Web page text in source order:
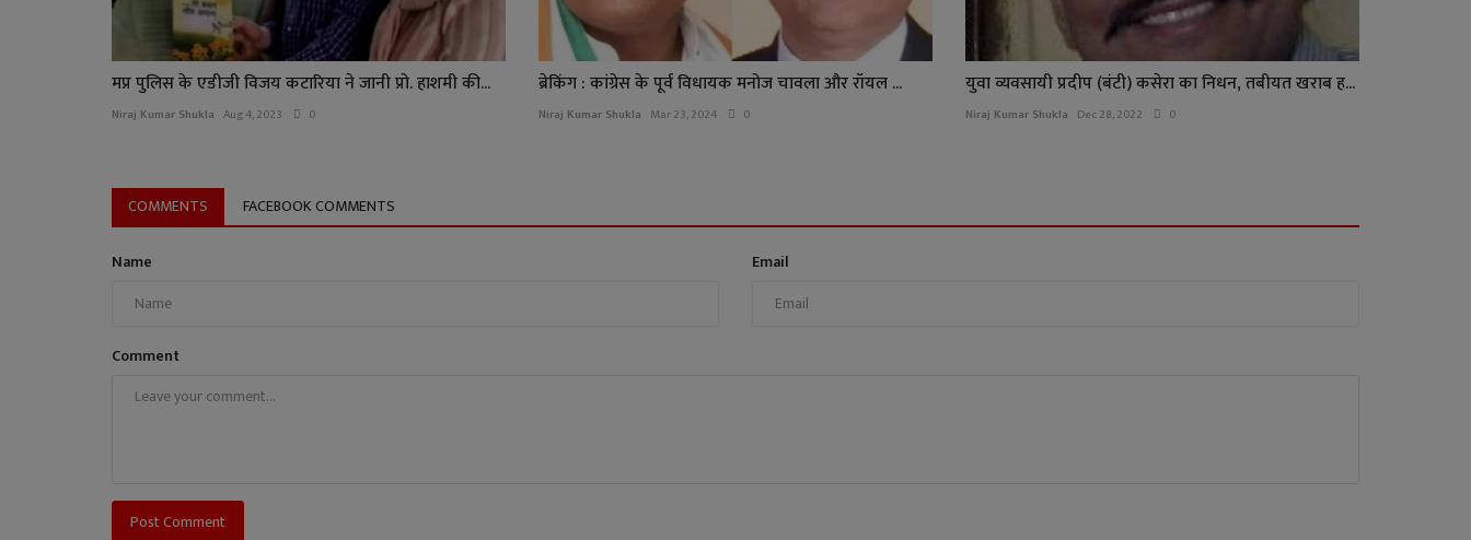
मप्र पुलिस के एडीजी विजय कटारिया ने जानी प्रो. हाशमी की...
Niraj Kumar Shukla Aug 4, 2023 0
ब्रेकिंग : कांग्रेस के पूर्व विधायक मनोज चावला और रॉयल ...
Niraj Kumar Shukla Mar 23, 2024 0
युवा व्यवसायी प्रदीप (बंटी) कसेरा का निधन, तबीयत खराब ह...
Niraj Kumar Shukla Dec 28, 2022 0
COMMENTS FACEBOOK COMMENTS
Name Email
Comment
Post Comment